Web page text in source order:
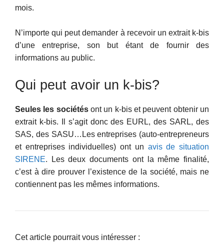
mois.
N’importe qui peut demander à recevoir un extrait k-bis
d’une entreprise, son but étant de fournir des
informations au public.
Qui peut avoir un k-bis?
Seules les sociétésont un k-bis et peuvent obtenir un
extrait k-bis. Il s’agit donc des EURL, des SARL, des
SAS, des SASU…Les entreprises (auto-entrepreneurs
et entreprises individuelles) ont un avis de situation
SIRENE. Les deux documents ont la même finalité,
c’est à dire prouver l’existence de la société, mais ne
contiennent pas les mêmes informations.
Cet article pourrait vous intéresser :